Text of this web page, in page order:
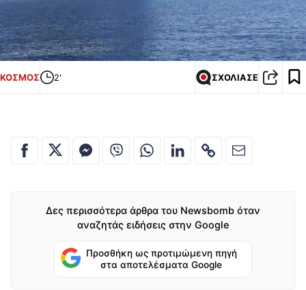
ΚΟΣΜΟΣ 2' ΣΧΟΛΙΑΣΕ
Δες περισσότερα άρθρα του Newsbomb όταν
αναζητάς ειδήσεις στην Google
Προσθήκη ως προτιμώμενη πηγή
στα αποτελέσματα Google